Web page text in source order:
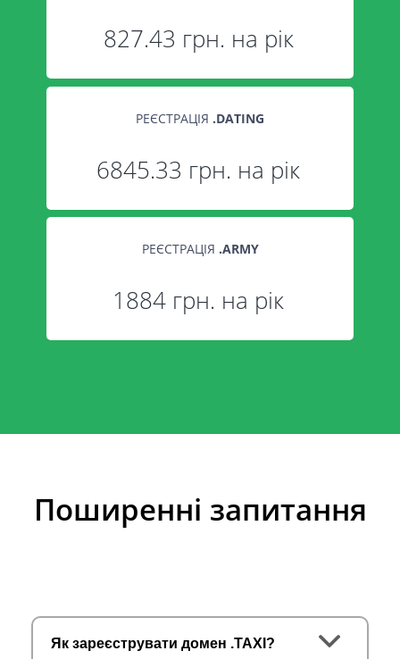
827.43 грн. на рік
РЕЄСТРАЦІЯ .DATING
6845.33 грн. на рік
РЕЄСТРАЦІЯ .ARMY
1884 грн. на рік
Поширенні запитання
Як зареєструвати домен .TAXI?